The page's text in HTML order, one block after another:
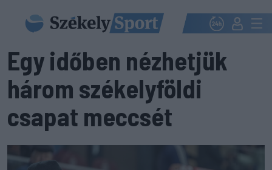
Egy időben nézhetjük
három székelyföldi
csapat meccsét